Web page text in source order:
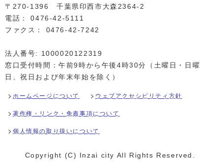
〒270-1396 千葉県印西市大森2364‐2
電話： 0476‐42‐5111
ファクス： 0476‐42‐7242
法人番号: 1000020122319
窓口受付時間：午前9時から午後4時30分（土曜日・日曜
日、祝日および年末年始を除く）
ホームページについて ウェブアクセシビリティ方針
著作権・リンク・免責事項について
個人情報の取り扱いについて
Copyright (C) Inzai city All Rights Reserved.